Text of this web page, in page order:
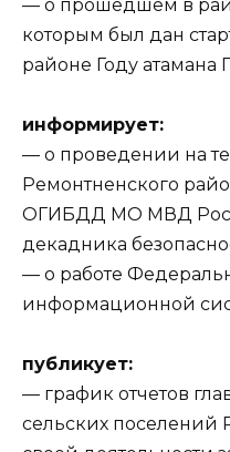
— о прошедшем в
которым был дан
районе Году атамана
информирует:
— о проведении на
Ремонтненского
ОГИБДД МО МВД
декадника
— о работе
информационной
публикует:
— график отчетов
сельских поселений